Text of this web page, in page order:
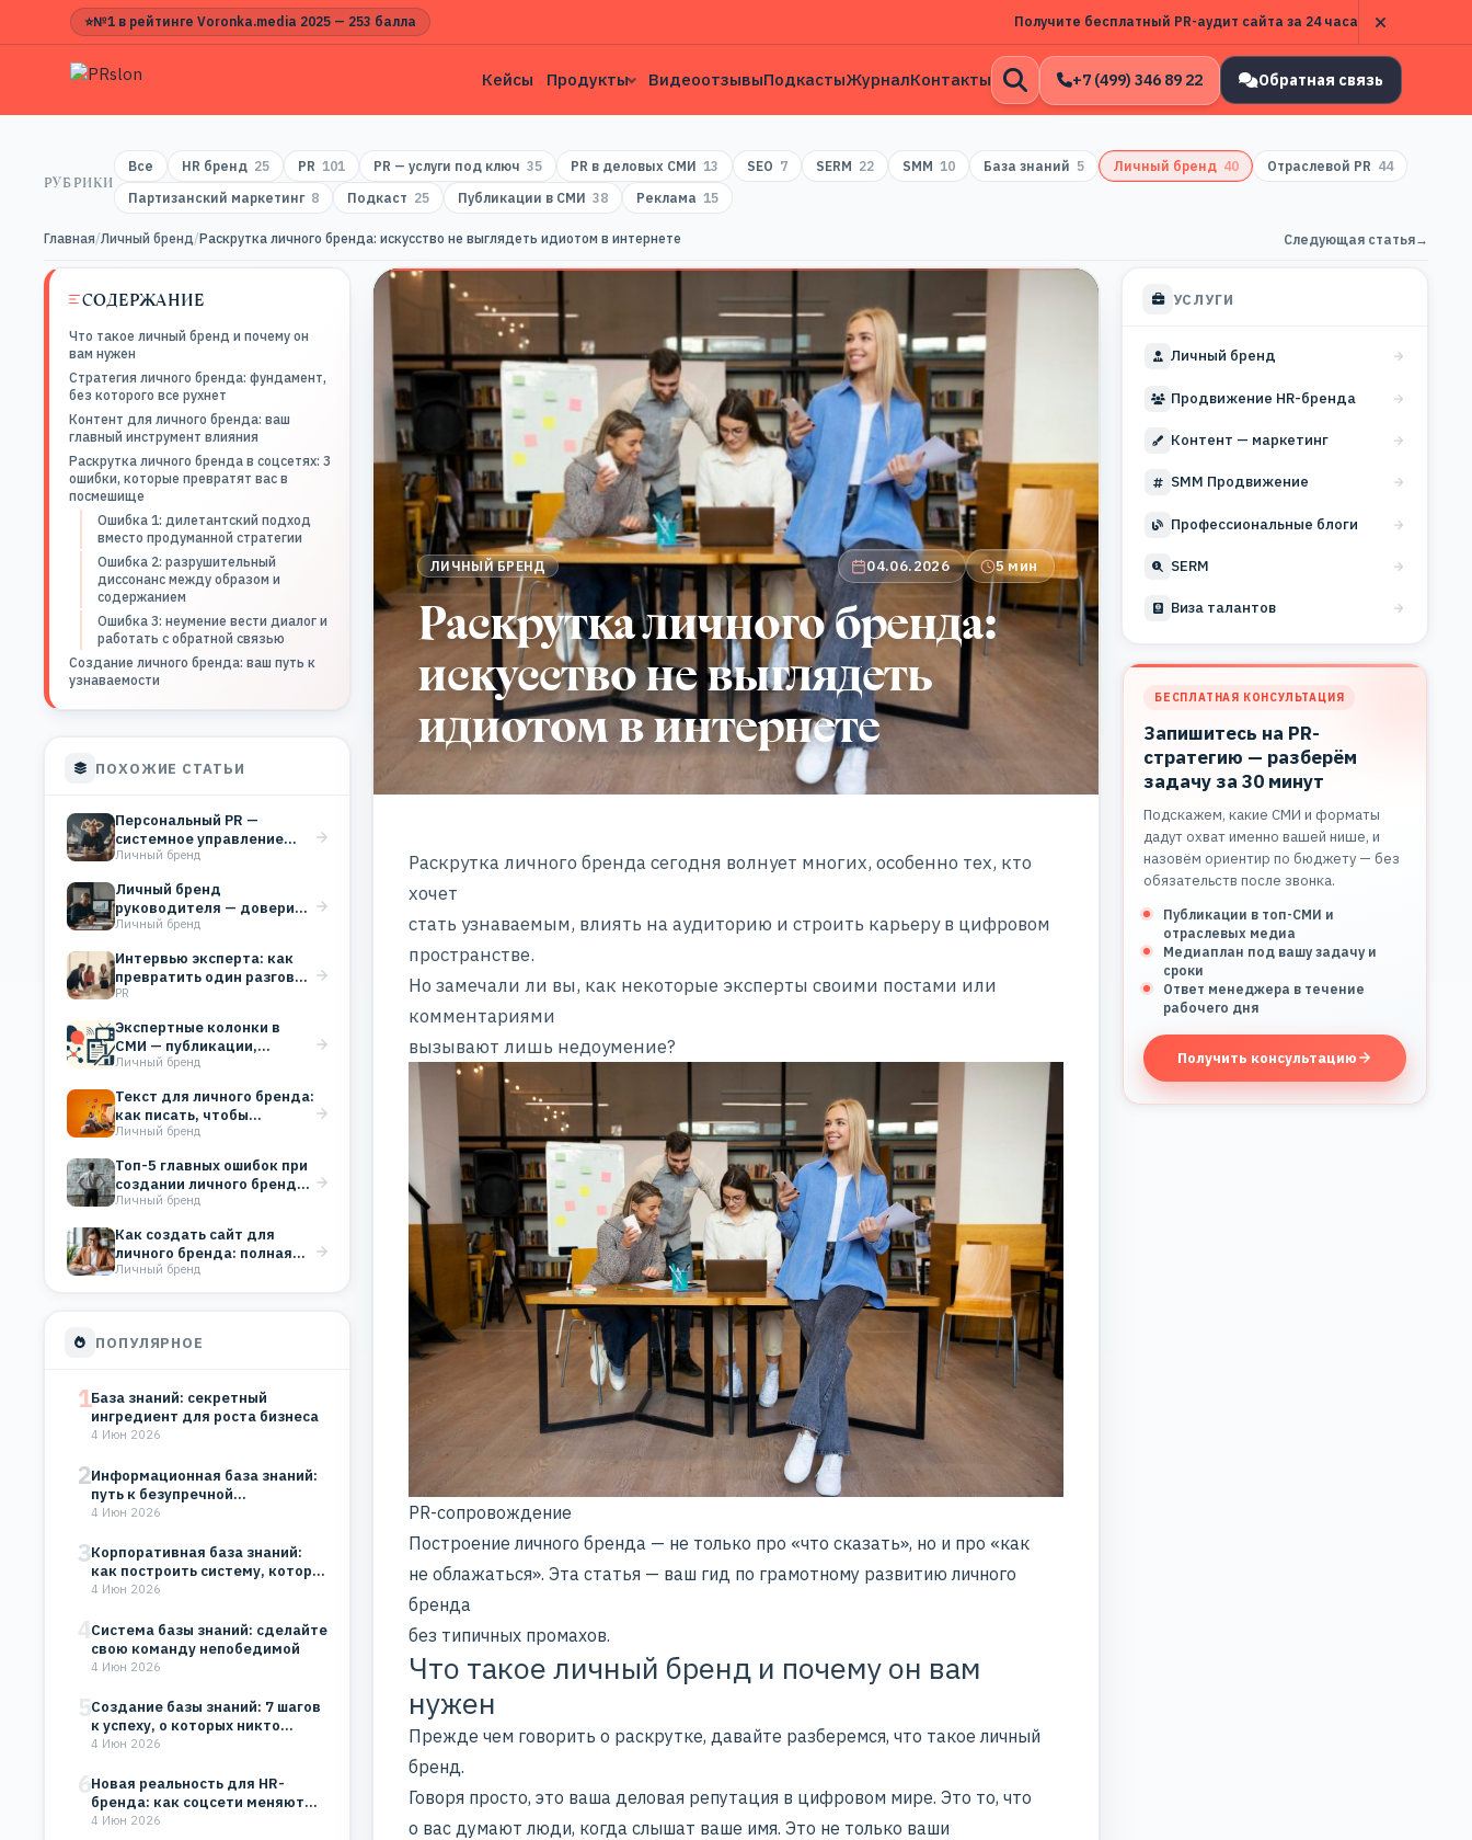
⭐№1 в рейтинге Voronka.media 2025 — 253 балла Получите бесплатный PR-аудит сайта за 24 часа
Кейсы Продукты ВидеоотзывыПодкастыЖурналКонтакты
Открыть
поиск
+7 (499) 346 89 22 Обратная связь
РУБРИКИ
Все HR бренд 25 PR 101 PR — услуги под ключ 35 PR в деловых СМИ 13 SEO 7 SERM 22 SMM 10 База знаний 5 Личный бренд 40 Отраслевой PR 44
Партизанский маркетинг 8 Подкаст 25 Публикации в СМИ 38 Реклама 15
Главная/Личный бренд/Раскрутка личного бренда: искусство не выглядеть идиотом в интернете Следующая статья→
СОДЕРЖАНИЕ
Что такое личный бренд и почему он
вам нужен
Стратегия личного бренда: фундамент,
без которого все рухнет
Контент для личного бренда: ваш
главный инструмент влияния
Раскрутка личного бренда в соцсетях: 3
ошибки, которые превратят вас в
посмешище
Ошибка 1: дилетантский подход
вместо продуманной стратегии
Ошибка 2: разрушительный
диссонанс между образом и
содержанием
Ошибка 3: неумение вести диалог и
работать с обратной связью
Создание личного бренда: ваш путь к
узнаваемости
ПОХОЖИЕ СТАТЬИ
Персональный PR —
системное управление
репутацией эксперта для
Личный бренд
Личный бренд
руководителя — доверие,
которое работает на
Личный бренд
Интервью эксперта: как
превратить один разговор
в системный PR
PR
Экспертные колонки в
СМИ — публикации,
которые строят
Личный бренд
Текст для личного бренда:
как писать, чтобы
вовлекать аудиторию
Личный бренд
Топ-5 главных ошибок при
создании личного бренда
(и как их…
Личный бренд
Как создать сайт для
личного бренда: полная
инструкция для старта
Личный бренд
ПОПУЛЯРНОЕ
1База знаний: секретный
ингредиент для роста бизнеса
4 Июн 2026
2Информационная база знаний:
путь к безупречной
организации
4 Июн 2026
3Корпоративная база знаний:
как построить систему, которая
будет работать на…
4 Июн 2026
4Система базы знаний: сделайте
свою команду непобедимой
4 Июн 2026
5Создание базы знаний: 7 шагов
к успеху, о которых никто…
4 Июн 2026
6Новая реальность для HR-
бренда: как соцсети меняют
восприятие компании
4 Июн 2026
ЛИЧНЫЙ БРЕНД 04.06.2026 5 мин
Раскрутка личного бренда:
искусство не выглядеть
идиотом в интернете
Раскрутка личного бренда сегодня волнует многих, особенно тех, кто
хочет
стать узнаваемым, влиять на аудиторию и строить карьеру в цифровом
пространстве.
Но замечали ли вы, как некоторые эксперты своими постами или
комментариями
вызывают лишь недоумение?
PR-сопровождение
Построение личного бренда — не только про «что сказать», но и про «как
не облажаться». Эта статья — ваш гид по грамотному развитию личного
бренда
без типичных промахов.
Что такое личный бренд и почему он вам
нужен
Прежде чем говорить о раскрутке, давайте разберемся, что такое личный
бренд.
Говоря просто, это ваша деловая репутация в цифровом мире. Это то, что
о вас думают люди, когда слышат ваше имя. Это не только ваши
УСЛУГИ
Личный бренд
Продвижение HR-бренда
Контент — маркетинг
SMM Продвижение
Профессиональные блоги
SERM
Виза талантов
БЕСПЛАТНАЯ КОНСУЛЬТАЦИЯ
Запишитесь на PR-
стратегию — разберём
задачу за 30 минут
Подскажем, какие СМИ и форматы
дадут охват именно вашей нише, и
назовём ориентир по бюджету — без
обязательств после звонка.
Публикации в топ-СМИ и
отраслевых медиа
Медиаплан под вашу задачу и
сроки
Ответ менеджера в течение
рабочего дня
Получить консультацию